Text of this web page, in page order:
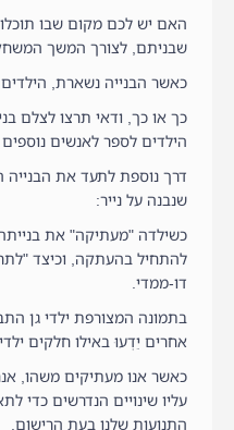
האם יש לכם מקום שבו
שבניתם, לצורך המשך
כאשר הבנייה נשארת, הילדים
כך או כך, ודאי תרצו לצלם
הילדים לספר לאנשים נוספים
דרך נוספת לתעד את הבנייה
שנבנה על נייר:
כשילדה "מעתיקה" את
להתחיל בהעתקה, וכיצד
דו-ממדי.
בתמונה המצורפת ילדי גן
אחרים יֵדְעוּ באילו חלקים
כאשר אנו מעתיקים משהו,
עליו שינויים הנדרשים כדי
התנועות שלנו בעת הרישום.